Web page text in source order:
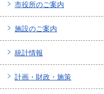
市役所のご案内
施設のご案内
統計情報
計画・財政・施策